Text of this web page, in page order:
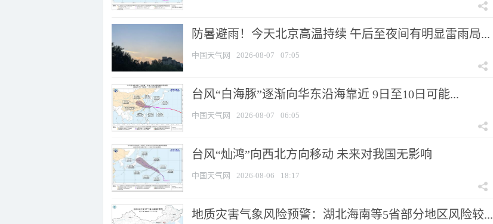
防暑避雨！今天北京高温持续 午后至夜间有明显雷雨局...
中国天气网 2026-08-07 07:05
台风“白海豚”逐渐向华东沿海靠近 9日至10日可能...
中国天气网 2026-08-07 06:05
台风“灿鸿”向西北方向移动 未来对我国无影响
中国天气网 2026-08-06 18:17
地质灾害气象风险预警：湖北海南等5省部分地区风险较...